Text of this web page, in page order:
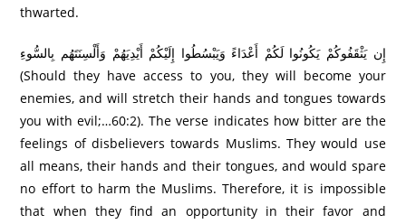
thwarted.
إِن يَثْقَفُوكُمْ يَكُونُوا لَكُمْ أَعْدَاءً وَيَبْسُطُوا إِلَيْكُمْ أَيْدِيَهُمْ وَأَلْسِنَتَهُم بِالسُّوءِ
(Should they have access to you, they will become your
enemies, and will stretch their hands and tongues towards
you with evil;…60:2). The verse indicates how bitter are the
feelings of disbelievers towards Muslims. They would use
all means, their hands and their tongues, and would spare
no effort to harm the Muslims. Therefore, it is impossible
that when they find an opportunity in their favor and